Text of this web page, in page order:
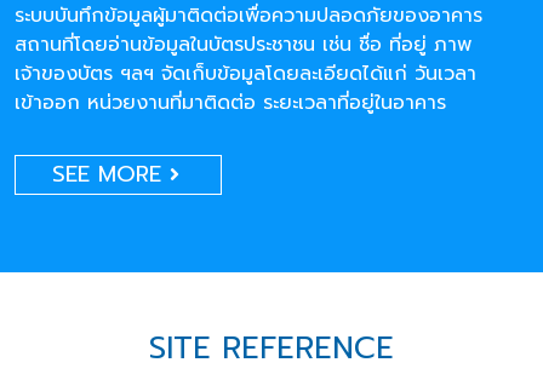
ระบบบันทึกข้อมูลผู้มาติดต่อเพื่อความปลอดภัยของอาคาร
สถานที่โดยอ่านข้อมูลในบัตรประชาชน เช่น ชื่อ ที่อยู่ ภาพ
เจ้าของบัตร ฯลฯ จัดเก็บข้อมูลโดยละเอียดได้แก่ วันเวลา
เข้าออก หน่วยงานที่มาติดต่อ ระยะเวลาที่อยู่ในอาคาร
SEE MORE
SITE REFERENCE